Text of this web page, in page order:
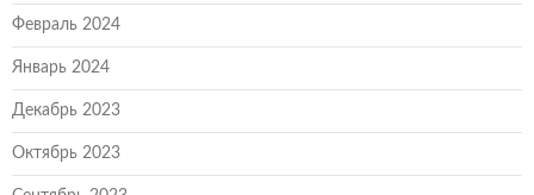
Февраль 2024
Январь 2024
Декабрь 2023
Октябрь 2023